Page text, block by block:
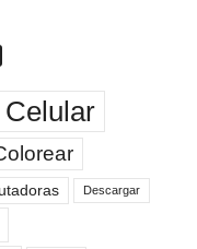
Celular
Descargar